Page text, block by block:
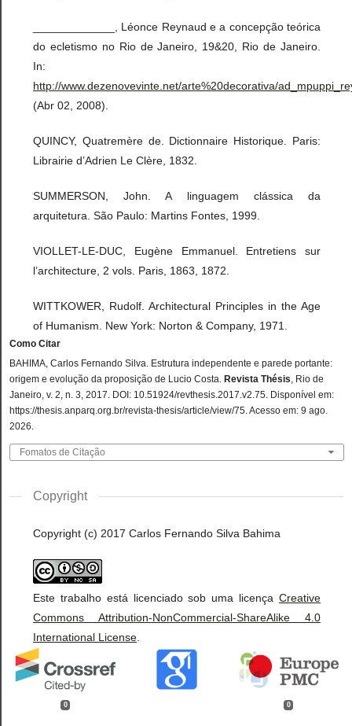
_____________, Léonce Reynaud e a concepção teórica
do ecletismo no Rio de Janeiro, 19&20, Rio de Janeiro.
In:
http://www.dezenovevinte.net/arte%20decorativa/
(Abr 02, 2008).
QUINCY, Quatremère de. Dictionnaire Historique. Paris:
Librairie d’Adrien Le Clère, 1832.
SUMMERSON, John. A linguagem clássica da
arquitetura. São Paulo: Martins Fontes, 1999.
VIOLLET-LE-DUC, Eugène Emmanuel. Entretiens sur
l’architecture, 2 vols. Paris, 1863, 1872.
WITTKOWER, Rudolf. Architectural Principles in the Age
of Humanism. New York: Norton & Company, 1971.
Como Citar
BAHIMA, Carlos Fernando Silva. Estrutura independente e parede portante:
origem e evolução da proposição de Lucio Costa. Revista Thésis, Rio de
Janeiro, v. 2, n. 3, 2017. DOI: 10.51924/revthesis.2017.v2.75. Disponível em:
https://thesis.anparq.org.br/revista-thesis/article/view/75. Acesso em: 9 ago.
2026.
Fomatos de Citação
Copyright
Copyright (c) 2017 Carlos Fernando Silva Bahima
Este trabalho está licenciado sob uma licença Creative
Commons Attribution-NonCommercial-ShareAlike 4.0
International License
0 0